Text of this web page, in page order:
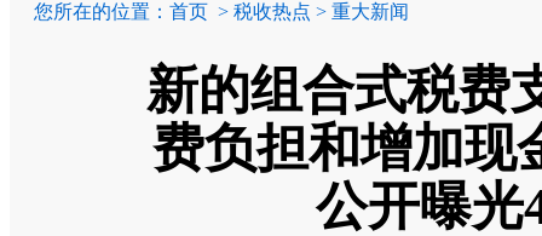
您所在的位置： 首页 > 税收热点 > 重大新闻
新的组合式税费
费负担和增加现
公开曝光